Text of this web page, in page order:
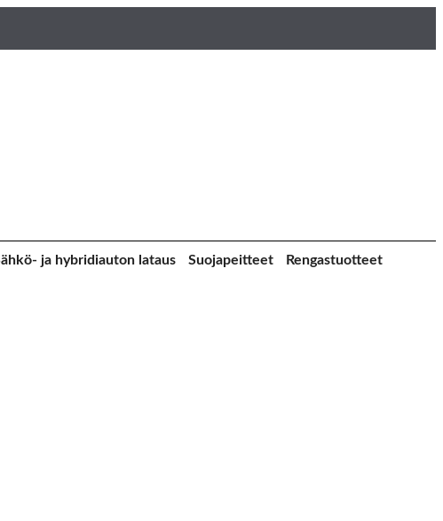
ja hybridiauton lataus Suojapeitteet
Rengastuotteet